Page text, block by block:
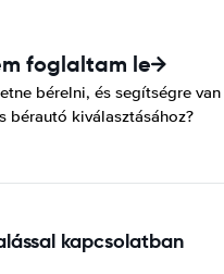
foglaltam le
bérelni, és segítségre van
bérautó kiválasztásához?
kapcsolatban